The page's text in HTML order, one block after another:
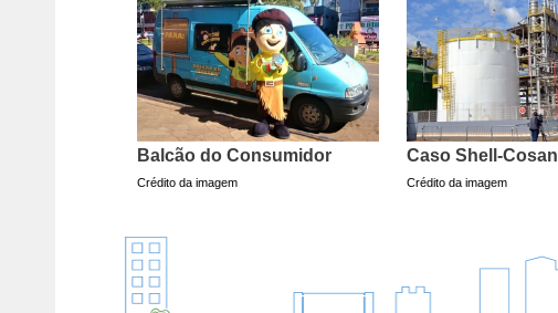
Balcão do Consumidor
Crédito da imagem
Caso Shell-Cosan
Crédito da imagem